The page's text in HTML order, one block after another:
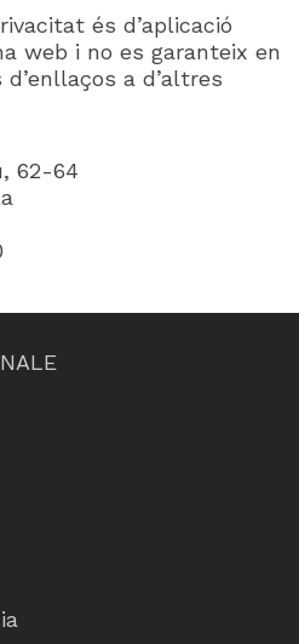
és d’aplicació
web i no es garanteix en
a d’altres
62-64